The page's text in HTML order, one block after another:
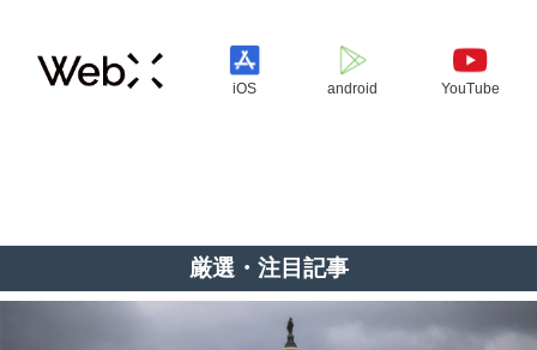
iOS android YouTube
厳選・注目記事